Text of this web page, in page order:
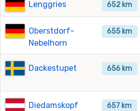
Lenggries 652 km
Oberstdorf-
Nebelhorn
655 km
Dackestupet 656 km
Diedamskopf 657 km